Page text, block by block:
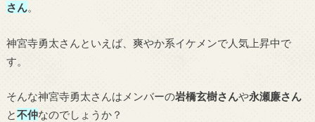
さん。
神宮寺勇太さんといえば、爽やか系イケメンで人気上昇中で
す。
そんな神宮寺勇太さんはメンバーの岩橋玄樹さんや永瀬廉さん
と不仲なのでしょうか？